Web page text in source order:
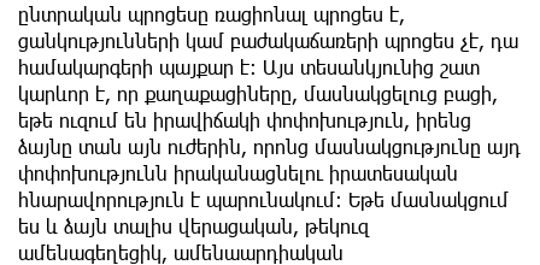
ընտրական պրոցեսը ռացիոնալ պրոցես է,
ցանկությունների կամ բաժակաճառերի պրոցես չէ, դա
համակարգերի պայքար է։ Այս տեսանկյունից շատ
կարևոր է, որ քաղաքացիները, մասնակցելուց բացի,
եթե ուզում են իրավիճակի փոփոխություն, իրենց
ձայնը տան այն ուժերին, որոնց մասնակցությունը այդ
փոփոխությունն իրականացնելու իրատեսական
հնարավորություն է պարունակում։ Եթե մասնակցում
ես և ձայն տալիս վերացական, թեկուզ
ամենագեղեցիկ, ամենաարդիական